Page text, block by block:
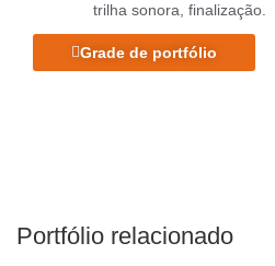
trilha sonora, finalização.
Grade de portfólio
Portfólio relacionado